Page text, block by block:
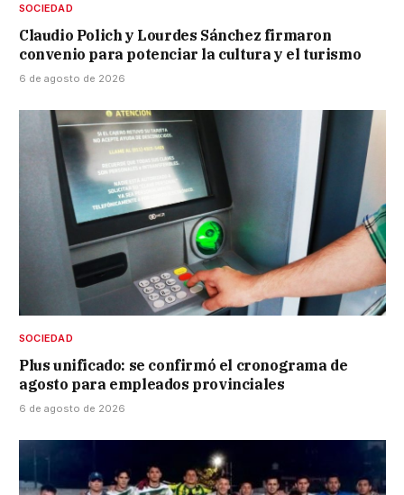
SOCIEDAD
Claudio Polich y Lourdes Sánchez firmaron
convenio para potenciar la cultura y el turismo
6 de agosto de 2026
SOCIEDAD
Plus unificado: se confirmó el cronograma de
agosto para empleados provinciales
6 de agosto de 2026